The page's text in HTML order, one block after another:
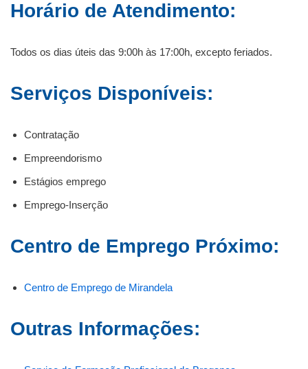
Horário de Atendimento:
Todos os dias úteis das 9:00h às 17:00h, excepto feriados.
Serviços Disponíveis:
Contratação
Empreendorismo
Estágios emprego
Emprego-Inserção
Centro de Emprego Próximo:
Centro de Emprego de Mirandela
Outras Informações: